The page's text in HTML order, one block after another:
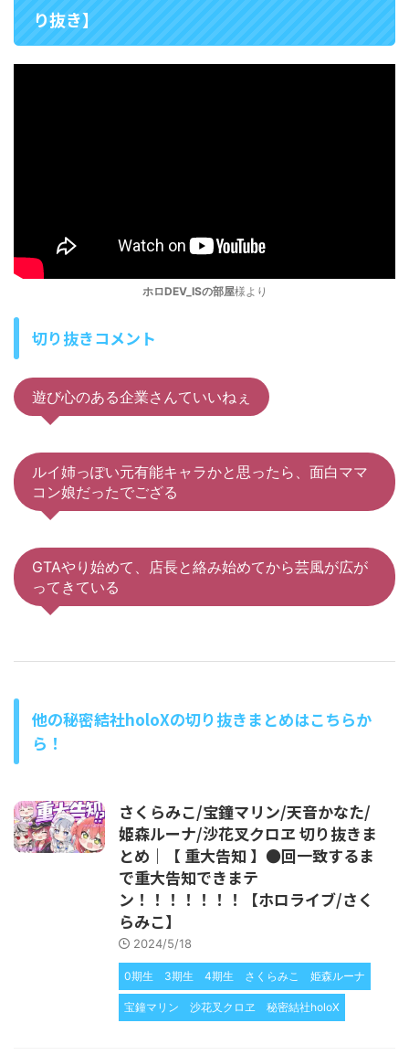
り抜き】
ホロDEV_ISの部屋様より
切り抜きコメント
遊び心のある企業さんていいねぇ
ルイ姉っぽい元有能キャラかと思ったら、面白ママ
コン娘だったでござる
GTAやり始めて、店長と絡み始めてから芸風が広が
ってきている
他の秘密結社holoXの切り抜きまとめはこちらか
ら！
さくらみこ/宝鐘マリン/天音かなた/
姫森ルーナ/沙花叉クロヱ 切り抜きま
とめ｜【 重大告知 】●回一致するま
で重大告知できまテ
ン！！！！！！！【ホロライブ/さく
らみこ】
2024/5/18
0期生 3期生 4期生 さくらみこ 姫森ルーナ
宝鐘マリン 沙花叉クロヱ 秘密結社holoX